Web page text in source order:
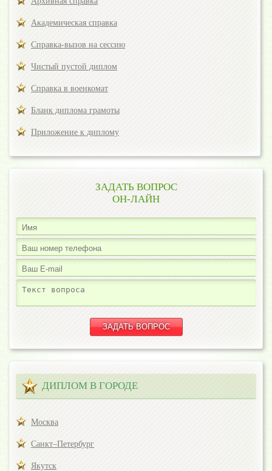
Академическая справка
Справка-вызов на сессию
Чистый пустой диплом
Справка в военкомат
Бланк диплома грамоты
Приложение к диплому
ЗАДАТЬ ВОПРОС
ОН-ЛАЙН
ДИПЛОМ В ГОРОДЕ
Москва
Санкт–Петербург
Якутск